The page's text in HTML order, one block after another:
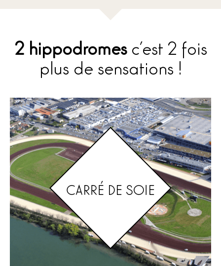
2 hippodromesc’est 2 fois
plus de sensations !